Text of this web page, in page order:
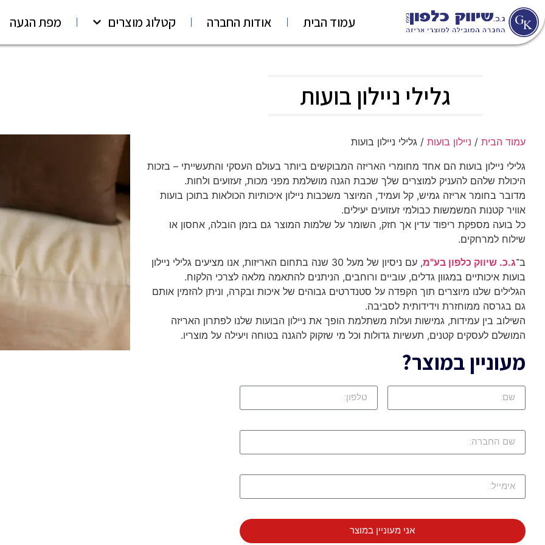
עמוד הבית אודות החברה קטלוג מוצרים מפת הגעה
גלילי ניילון בועות
עמוד הבית / ניילון בועות / גלילי ניילון בועות
גלילי ניילון בועות הם אחד מחומרי האריזה המבוקשים ביותר בעולם העסקי והתעשייתי – בזכות
היכולת שלהם להעניק למוצרים שלך שכבת הגנה מושלמת מפני מכות, זעזועים ולחות.
מדובר בחומר אריזה גמיש, קל ועמיד, המיוצר משכבות ניילון איכותיות הכולאות בתוכן בועות
אוויר קטנות המשמשות כבולמי זעזועים יעילים.
כל בועה מספקת ריפוד עדין אך חזק, השומר על שלמות המוצר גם בזמן הובלה, אחסון או
שילוח למרחקים.
ב־ג.כ. שיווק כלפון בע"מ
, עם ניסיון של מעל 30 שנה בתחום האריזות, אנו מציעים גלילי ניילון
בועות איכותיים במגוון גדלים, עוביים ורוחבים, הניתנים להתאמה מלאה לצרכי הלקוח.
הגלילים שלנו מיוצרים תוך הקפדה על סטנדרטים גבוהים של איכות ובקרה, וניתן להזמין אותם
גם בגרסה ממוחזרת וידידותית לסביבה.
השילוב בין עמידות, גמישות ועלות משתלמת הופך את ניילון הבועות שלנו לפתרון האריזה
המושלם לעסקים קטנים, תעשיות גדולות וכל מי שזקוק להגנה בטוחה ויעילה על מוצריו.
מעוניין במוצר?
אני מעוניין במוצר